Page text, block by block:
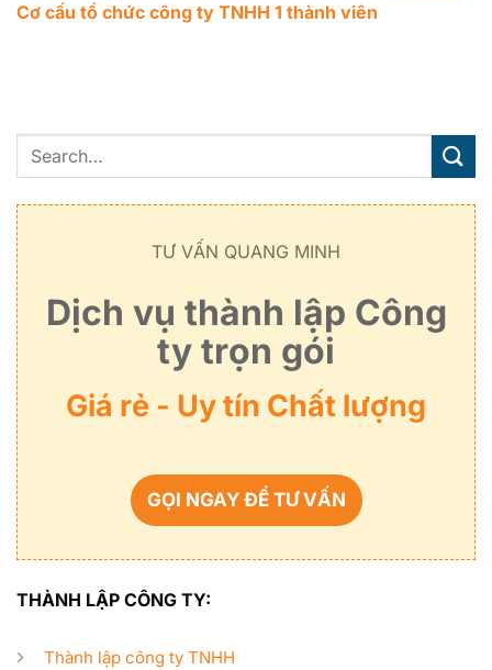
Cơ cấu tổ chức công ty TNHH 1 thành viên
TƯ VẤN QUANG MINH
Dịch vụ thành lập Công
ty trọn gói
Giá rẻ - Uy tín Chất lượng
GỌI NGAY ĐỂ TƯ VẤN
THÀNH LẬP CÔNG TY:
Thành lập công ty TNHH